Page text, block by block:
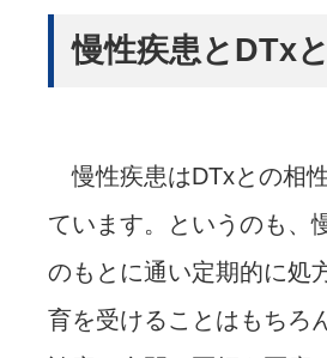
慢性疾患とDTx
慢性疾患はDTxとの相
ています。というのも、
のもとに通い定期的に処
育を受けることはもちろ